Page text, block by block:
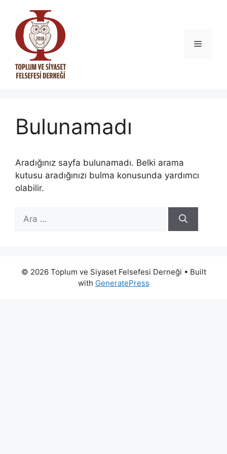
Menü
Bulunamadı
Aradığınız sayfa bulunamadı. Belki arama
kutusu aradığınızı bulma konusunda yardımcı
olabilir.
için
© 2026 Toplum ve Siyaset Felsefesi Derneği • Built
with GeneratePress